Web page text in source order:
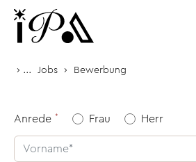
Zum Inhalt springen
› ... Jobs › Bewerbung
Anrede Frau Herr